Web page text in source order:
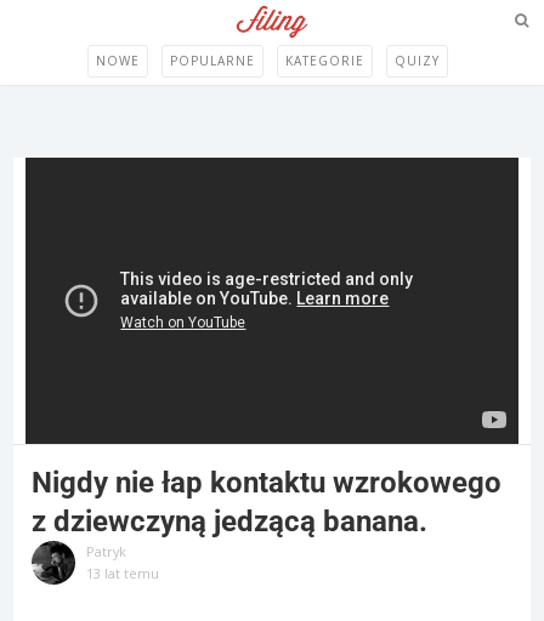
NOWE POPULARNE KATEGORIE QUIZY
Nigdy nie łap kontaktu wzrokowego
z dziewczyną jedzącą banana.
Patryk
13 lat temu